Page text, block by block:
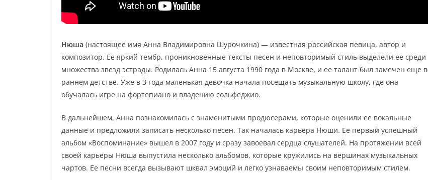
Нюша (настоящее имя Анна Владимировна Шурочкина) — известная российская певица, автор и
композитор. Ее яркий тембр, проникновенные тексты песен и неповторимый стиль выделели ее среди
множества звезд эстрады. Родилась Анна 15 августа 1990 года в Москве, и ее талант был замечен еще в
раннем детстве. Уже в 3 года маленькая девочка начала посещать музыкальную школу, где она
обучалась игре на фортепиано и владению сольфеджио.
В дальнейшем, Анна познакомилась с знаменитыми продюсерами, которые оценили ее вокальные
данные и предложили записать несколько песен. Так началась карьера Нюши. Ее первый успешный
альбом «Воспоминание» вышел в 2007 году и сразу завоевал сердца слушателей. На протяжении всей
своей карьеры Нюша выпустила несколько альбомов, которые кружились на вершинах музыкальных
чартов. Ее песни всегда вызывают шквал эмоций и легко узнаваемы своим неповторимым стилем.